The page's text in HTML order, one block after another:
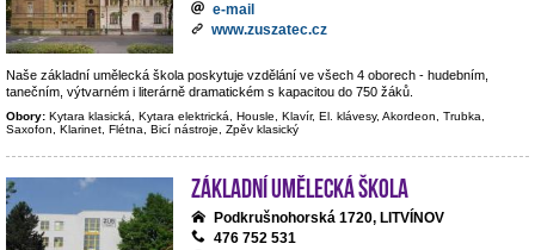
e-mail
www.zuszatec.cz
Naše základní umělecká škola poskytuje vzdělání ve všech 4 oborech - hudebním,
tanečním, výtvarném i literárně dramatickém s kapacitou do 750 žáků.
Obory: Kytara klasická, Kytara elektrická, Housle, Klavír, El. klávesy, Akordeon, Trubka,
Saxofon, Klarinet, Flétna, Bicí nástroje, Zpěv klasický
Základní umělecká škola
Podkrušnohorská 1720, LITVÍNOV
476 752 531